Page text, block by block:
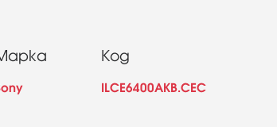
Код
ILCE6400AKB.CEC